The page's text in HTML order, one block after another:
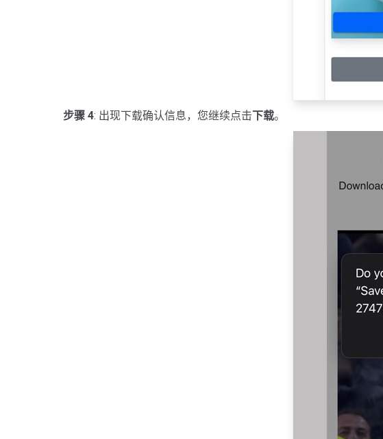
步骤 4: 出现下载确认信息，您继续点击下载。